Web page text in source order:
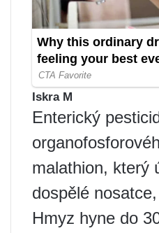
Iskra M
Enterický
malathion, který
dospělé
Hmyz hyne do